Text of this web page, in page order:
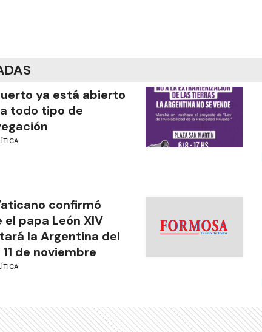
ya está abierto
todo tipo de
confirmó
el papa León XIV
la Argentina del
11 de noviembre